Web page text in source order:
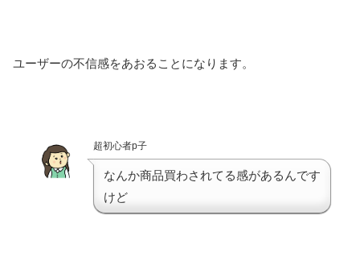
ユーザーの不信感をあおることになります。
超初心者p子
なんか商品買わされてる感があるんです
けど